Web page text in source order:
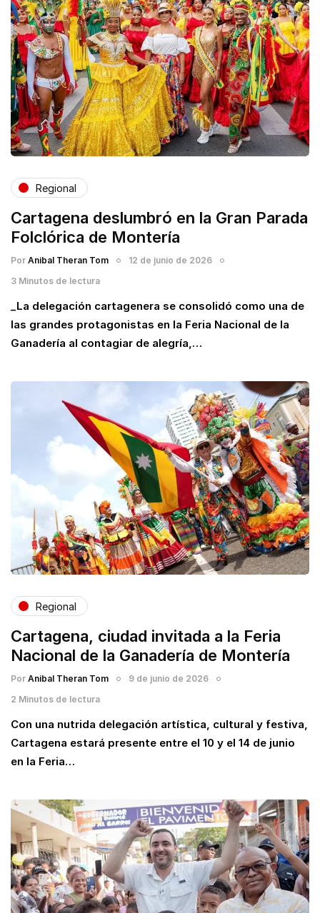
Regional
Cartagena deslumbró en la Gran Parada
Folclórica de Montería
Por Anibal Theran Tom
12 de junio de 2026
3 Minutos de lectura
_La delegación cartagenera se consolidó como una de
las grandes protagonistas en la Feria Nacional de la
Ganadería al contagiar de alegría,…
Regional
Cartagena, ciudad invitada a la Feria
Nacional de la Ganadería de Montería
Por Anibal Theran Tom
9 de junio de 2026
2 Minutos de lectura
Con una nutrida delegación artística, cultural y festiva,
Cartagena estará presente entre el 10 y el 14 de junio
en la Feria…